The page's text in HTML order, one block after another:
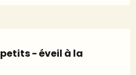
- éveil à la